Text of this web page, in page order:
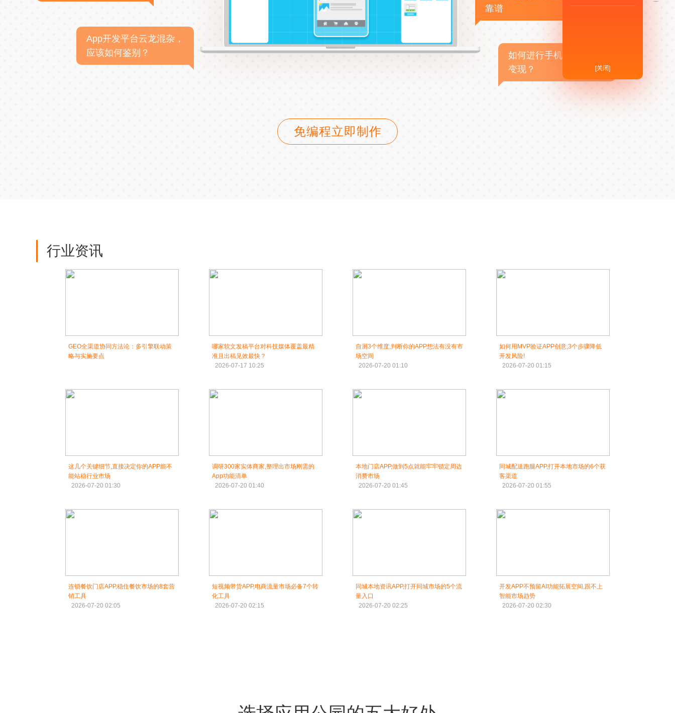
App开发平台云龙混杂，
应该如何鉴别？
靠谱
如何进行手机APP商业
变现？
免编程立即制作
行业资讯
GEO全渠道协同方法论：多引擎联动策
略与实施要点
哪家软文发稿平台对科技媒体覆盖最精
准且出稿见效最快？
2026-07-17 10:25
自测3个维度,判断你的APP想法有没有市
场空间
2026-07-20 01:10
如何用MVP验证APP创意,3个步骤降低
开发风险!
2026-07-20 01:15
这几个关键细节,直接决定你的APP能不
能站稳行业市场
2026-07-20 01:30
调研300家实体商家,整理出市场刚需的
App功能清单
2026-07-20 01:40
本地门店APP,做到5点就能牢牢锁定周边
消费市场
2026-07-20 01:45
同城配送跑腿APP,打开本地市场的6个获
客渠道
2026-07-20 01:55
连锁餐饮门店APP,稳住餐饮市场的8套营
销工具
2026-07-20 02:05
短视频带货APP,电商流量市场必备7个转
化工具
2026-07-20 02:15
同城本地资讯APP,打开同城市场的5个流
量入口
2026-07-20 02:25
开发APP不预留AI功能拓展空间,跟不上
智能市场趋势
2026-07-20 02:30
[关闭]